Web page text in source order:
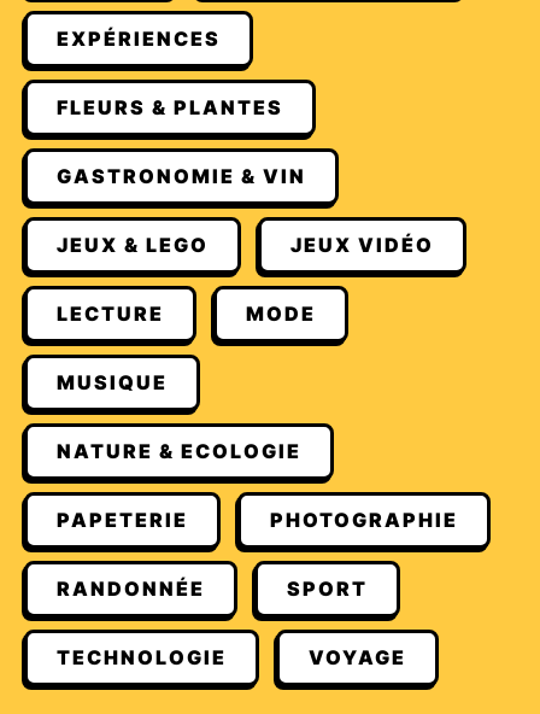
EXPÉRIENCES
FLEURS & PLANTES
GASTRONOMIE & VIN
JEUX & LEGO JEUX VIDÉO
LECTURE MODE
MUSIQUE
NATURE & ECOLOGIE
PAPETERIE PHOTOGRAPHIE
RANDONNÉE SPORT
TECHNOLOGIE VOYAGE